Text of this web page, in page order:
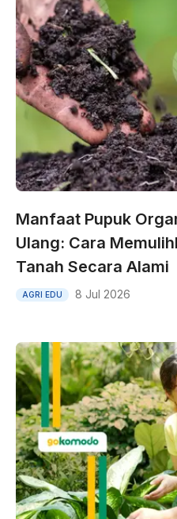
Manfaat Pupuk
Ulang: Cara
Tanah Secara Alami
AGRI EDU 8 Jul 2026